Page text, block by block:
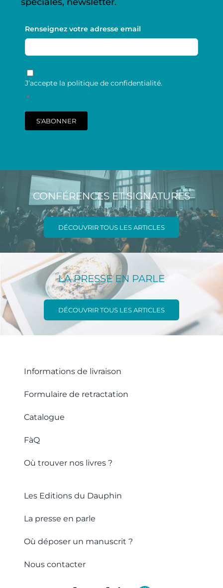
Renseignez votre adresse email
RGPD
J’accepte la politique de confidentialité.
*
S'ABONNER
CONFÉRENCES ET SIGNATURES
DÉCOUVRIR TOUS LES ARTICLES
LA PRESSE EN PARLE
DÉCOUVRIR TOUS LES ARTICLES
Informations de livraison
Formulaire de retractation
Catalogue
FàQ
Où trouver nos livres ?
Les Editions du Dauphin
La presse en parle
Où déposer un manuscrit ?
Nous contacter